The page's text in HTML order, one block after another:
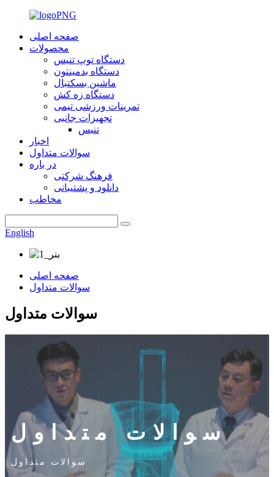
صفحه اصلی
محصولات
دستگاه توپ تنیس
دستگاه بدمینتون
ماشین بسکتبال
دستگاه زه کش
تمرینات ورزشی تیمی
تجهیزات جانبی
تنیس
اخبار
سوالات متداول
در باره
فرهنگ شرکتی
دانلود و پشتیبانی
مخاطب
English
صفحه اصلی
سوالات متداول
سوالات متداول
سوالات متداول
سوالات متداول